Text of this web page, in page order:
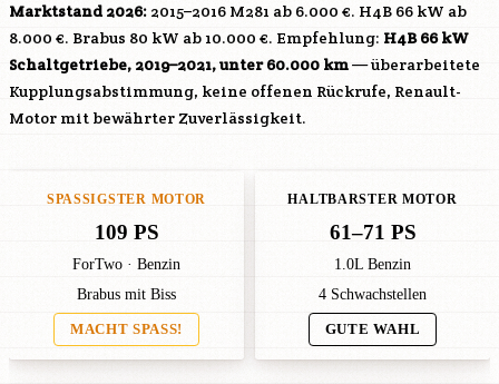
Marktstand 2026: 2015–2016 M281 ab 6.000 €. H4B 66 kW ab
8.000 €. Brabus 80 kW ab 10.000 €. Empfehlung: H4B66 kW
Schaltgetriebe, 2019–2021, unter 60.000 km— überarbeitete
Kupplungsabstimmung, keine offenen Rückrufe, Renault-
Motor mit bewährter Zuverlässigkeit.
SPASSIGSTER MOTOR
109 PS
ForTwo · Benzin
Brabus mit Biss
MACHT SPASS!
HALTBARSTER MOTOR
61–71 PS
1.0L Benzin
4 Schwachstellen
GUTE WAHL